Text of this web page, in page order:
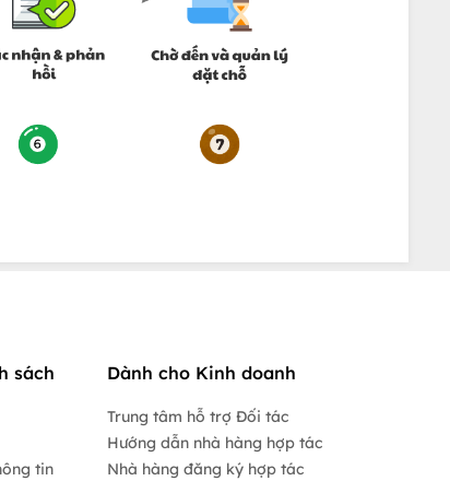
sách
tin
Dành cho Kinh doanh
Trung tâm hỗ trợ Đối tác
Hướng dẫn nhà hàng hợp tác
Nhà hàng đăng ký hợp tác